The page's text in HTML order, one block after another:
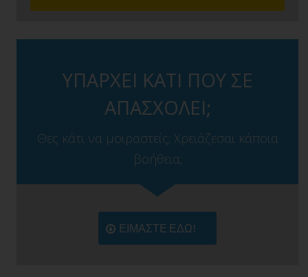
ΥΠΑΡΧΕΙ ΚΑΤΙ ΠΟΥ ΣΕ
ΑΠΑΣΧΟΛΕΙ;
Θες κάτι να μοιραστείς; Χρειάζεσαι κάποια
βοήθεια;
ΕΙΜΑΣΤΕ ΕΔΩ!